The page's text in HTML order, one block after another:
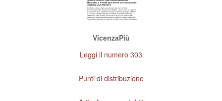
VicenzaPiù
Leggi il numero 303
Punti di distribuzione